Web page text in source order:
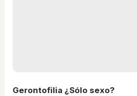
Gerontofilia ¿Sólo sexo?